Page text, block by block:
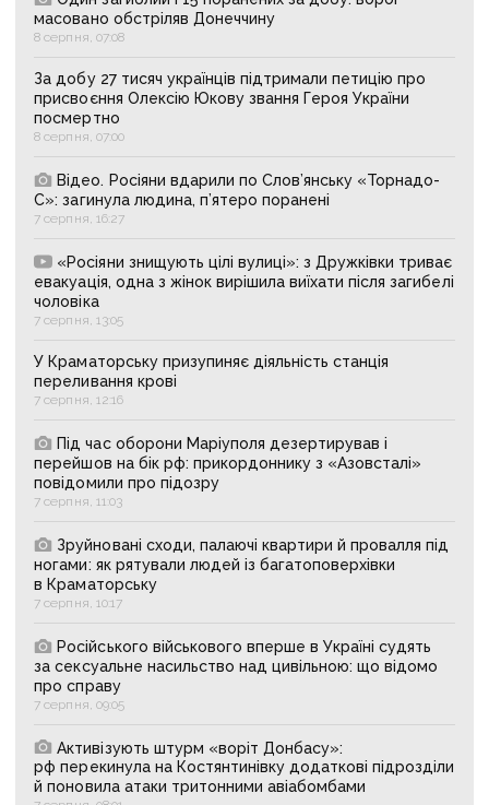
масовано обстріляв Донеччину
8 серпня, 07:08
За добу 27 тисяч українців підтримали петицію про
присвоєння Олексію Юкову звання Героя України
посмертно
8 серпня, 07:00
Відео. Росіяни вдарили по Слов’янську «Торнадо-
С»: загинула людина, п’ятеро поранені
7 серпня, 16:27
«Росіяни знищують цілі вулиці»: з Дружківки триває
евакуація, одна з жінок вирішила виїхати після загибелі
чоловіка
7 серпня, 13:05
У Краматорську призупиняє діяльність станція
переливання крові
7 серпня, 12:16
Під час оборони Маріуполя дезертирував і
перейшов на бік рф: прикордоннику з «Азовсталі»
повідомили про підозру
7 серпня, 11:03
Зруйновані сходи, палаючі квартири й провалля під
ногами: як рятували людей із багатоповерхівки
в Краматорську
7 серпня, 10:17
Російського військового вперше в Україні судять
за сексуальне насильство над цивільною: що відомо
про справу
7 серпня, 09:05
Активізують штурм «воріт Донбасу»:
рф перекинула на Костянтинівку додаткові підрозділи
й поновила атаки тритонними авіабомбами